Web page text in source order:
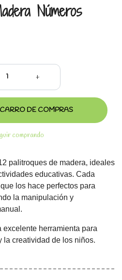
Números
+
comprando
palitroques de madera, ideales
educativas. Cada
los hace perfectos para
la manipulación y
excelente herramienta para
la creatividad de los niños.